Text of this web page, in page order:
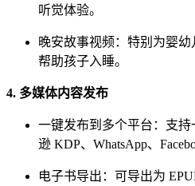
听觉体验。
晚安故事视频：特别为婴幼
帮助孩子入睡。
4. 多媒体内容发布
一键发布到多个平台：支持
逊 KDP、WhatsApp、
电子书导出：可导出为